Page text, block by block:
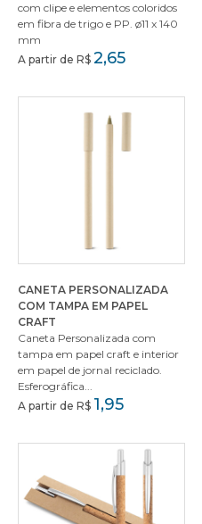
com clipe e elementos coloridos
em fibra de trigo e PP. ø11 x 140
mm
A partir de R$ 2,65
CANETA PERSONALIZADA
COM TAMPA EM PAPEL
CRAFT
Caneta Personalizada com
tampa em papel craft e interior
em papel de jornal reciclado.
Esferográfica...
A partir de R$ 1,95